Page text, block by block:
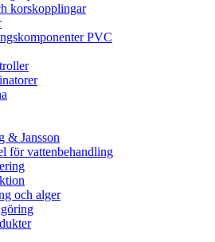
korskopplingar
PVC
& Jansson
för vattenbehandling
och alger